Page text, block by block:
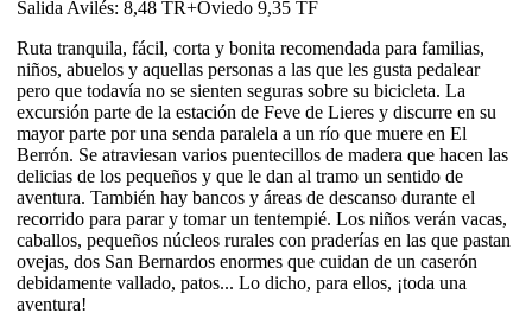
Salida Avilés: 8,48 TR+Oviedo 9,35 TF
Ruta tranquila, fácil, corta y bonita recomendada para familias,
niños, abuelos y aquellas personas a las que les gusta pedalear
pero que todavía no se sienten seguras sobre su bicicleta. La
excursión parte de la estación de Feve de Lieres y discurre en su
mayor parte por una senda paralela a un río que muere en El
Berrón. Se atraviesan varios puentecillos de madera que hacen las
delicias de los pequeños y que le dan al tramo un sentido de
aventura. También hay bancos y áreas de descanso durante el
recorrido para parar y tomar un tentempié. Los niños verán vacas,
caballos, pequeños núcleos rurales con praderías en las que pastan
ovejas, dos San Bernardos enormes que cuidan de un caserón
debidamente vallado, patos... Lo dicho, para ellos, ¡toda una
aventura!